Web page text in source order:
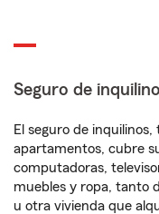
Seguro de
El seguro de
apartamentos, cubre
computadoras,
muebles y ropa, tanto
u otra vivienda que